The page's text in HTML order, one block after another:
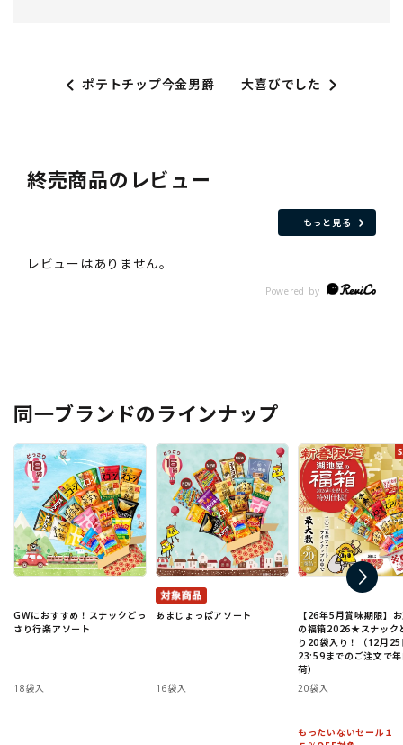
ポテトチップ今金男爵 大喜びでした
終売商品のレビュー
もっと見る
同一ブランドのラインナップ
GWにおすすめ！スナックどっ
さり行楽アソート
18袋入
あまじょっぱアソート
16袋入
【26年5月賞味期限】
の福箱2026★スナック
り20袋入り！（12月25
23:59までのご注文で
荷）
20袋入
もったいないセール１